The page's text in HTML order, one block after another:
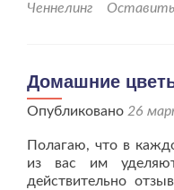
людей
Ченнелинг
Домашние
Опубликовано 26
Полагаю, что в
из вас им
действительно